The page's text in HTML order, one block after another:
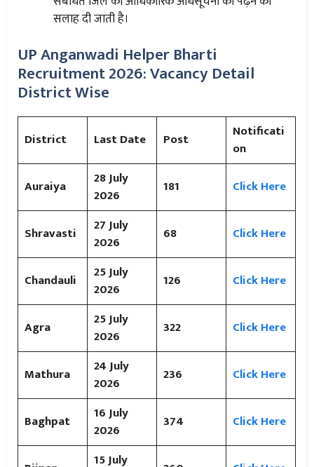
सलाह दी जाती है।
UP Anganwadi Helper Bharti
Recruitment 2026: Vacancy Detail
District Wise
District Last Date Post
Notificati
on
Auraiya
28 July
2026
181 Click Here
Shravasti 27July
2026
68 Click Here
Chandauli 25July
2026
126 Click Here
Agra 25July
2026
322 Click Here
Mathura 24July
2026
236 Click Here
Baghpat 16July
2026
374 Click Here
15July